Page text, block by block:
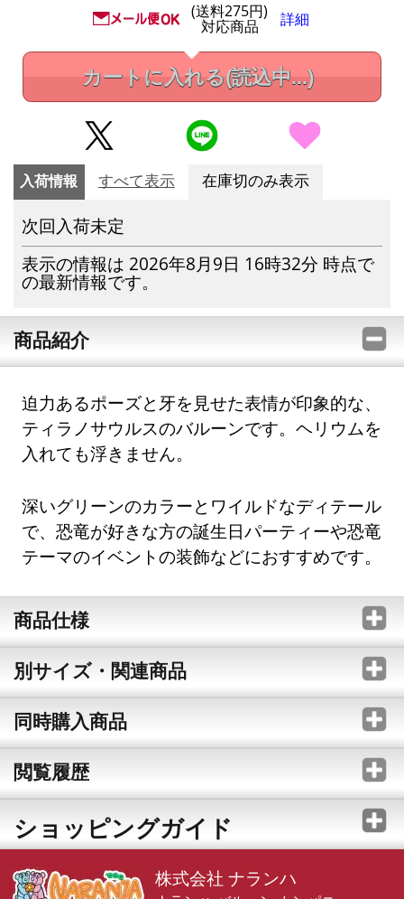
(送料275円)
対応商品 詳細
カートに入れる(読込中...)
入荷情報 すべて表示 在庫切のみ表示
次回入荷未定
表示の情報は 2026年8月9日 16時32分 時点で
の最新情報です。
商品紹介
迫力あるポーズと牙を見せた表情が印象的な、
ティラノサウルスのバルーンです。ヘリウムを
入れても浮きません。
深いグリーンのカラーとワイルドなディテール
で、恐竜が好きな方の誕生日パーティーや恐竜
テーマのイベントの装飾などにおすすめです。
商品仕様
別サイズ・関連商品
同時購入商品
閲覧履歴
ショッピングガイド
株式会社 ナランハ